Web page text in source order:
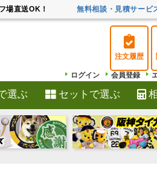
場直送OK！ 無料相談・見積サービ
注文履歴
ログイン
会員登録
選ぶ セットで選ぶ
検索